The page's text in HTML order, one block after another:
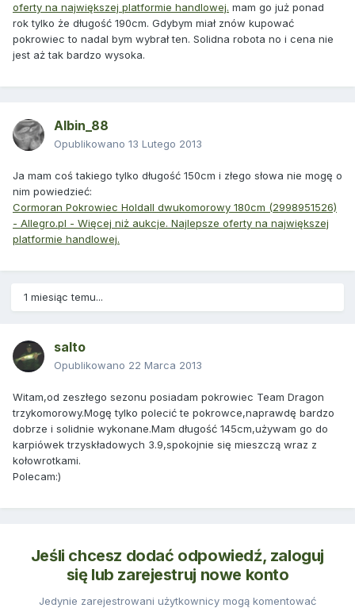
oferty na największej platformie handlowej. mam go już ponad
rok tylko że długość 190cm. Gdybym miał znów kupować
pokrowiec to nadal bym wybrał ten. Solidna robota no i cena nie
jest aż tak bardzo wysoka.
Albin_88
Opublikowano 13 Lutego 2013
Ja mam coś takiego tylko długość 150cm i złego słowa nie mogę o
nim powiedzieć:
Cormoran Pokrowiec Holdall dwukomorowy 180cm (2998951526)
- Allegro.pl - Więcej niż aukcje. Najlepsze oferty na największej
platformie handlowej.
1 miesiąc temu...
salto
Opublikowano 22 Marca 2013
Witam,od zeszłego sezonu posiadam pokrowiec Team Dragon
trzykomorowy.Mogę tylko polecić te pokrowce,naprawdę bardzo
dobrze i solidnie wykonane.Mam długość 145cm,używam go do
karpiówek trzyskładowych 3.9,spokojnie się mieszczą wraz z
kołowrotkami.
Polecam:)
Jeśli chcesz dodać odpowiedź, zaloguj
się lub zarejestruj nowe konto
Jedynie zarejestrowani użytkownicy mogą komentować